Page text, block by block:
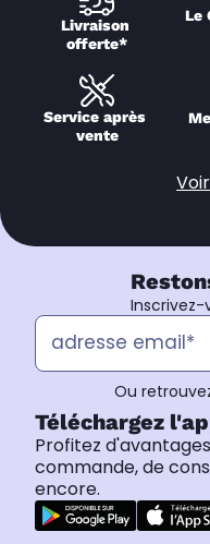
Livraison
offerte*
Le
Service après
vente
Inscrivez-
Ou
Téléchargez
Profitez
commande, de
encore.